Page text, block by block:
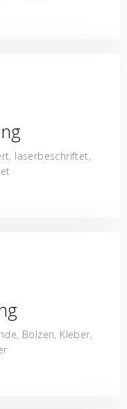
laserbeschriftet,
Bolzen, Kleber,